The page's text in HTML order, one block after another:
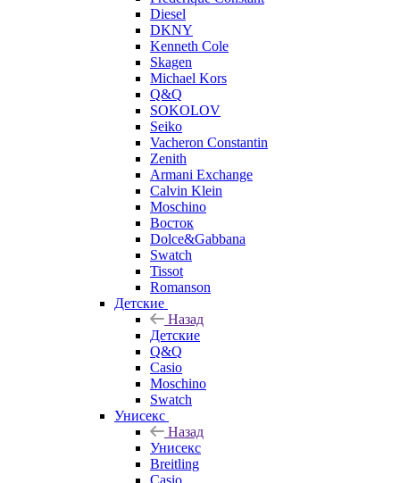
Diesel
DKNY
Kenneth Cole
Skagen
Michael Kors
Q&Q
SOKOLOV
Seiko
Vacheron Constantin
Zenith
Armani Exchange
Calvin Klein
Moschino
Восток
Dolce&Gabbana
Swatch
Tissot
Romanson
Детские
Назад
Детские
Q&Q
Casio
Moschino
Swatch
Унисекс
Назад
Унисекс
Breitling
Casio